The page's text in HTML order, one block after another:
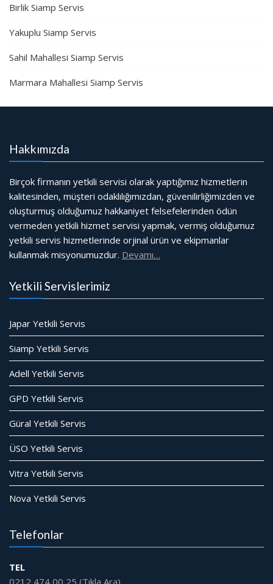
Birlik Siamp Servis
Yakuplu Siamp Servis
Sahil Mahallesi Siamp Servis
Marmara Mahallesi Siamp Servis
Hakkımızda
Birçok firmanın yetkili servisi olarak yaptığımız hizmetlerin
kalitesinden, müşteri odaklılığımızdan, güvenilirliğimizden ve
oluşturmuş olduğumuz hakkaniyet felsefelerinden ödün
vermeden yetkili hizmet servisi yapmak, vermiş olduğumuz
yetkili servis hizmetlerinde orjinal ürün ve ekipmanlar
kullanmak misyonumuzdur. Devamı…
Yetkili Servislerimiz
Japar Yetkili Servis
Siamp Yetkili Servis
Adell Yetkili Servis
GPD Yetkili Servis
Güral Yetkili Servis
ÜSO Yetkili Servis
Vitra Yetkili Servis
Nova Yetkili Servis
Telefonlar
TEL
0212 474 00 25 (Tıkla Ara)